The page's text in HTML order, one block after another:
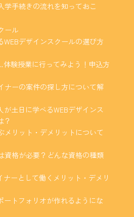
学手続きの流れを知っておこ
ール
デザインスクールの選び方
験授業に行ってみよう！申込方
ナーの案件の探し方について解
土日に学べるWEBデザインス
？
メリット・デメリットについて
資格が必要？どんな資格の種類
ナーとして働くメリット・デメリ
ートフォリオが作れるようにな